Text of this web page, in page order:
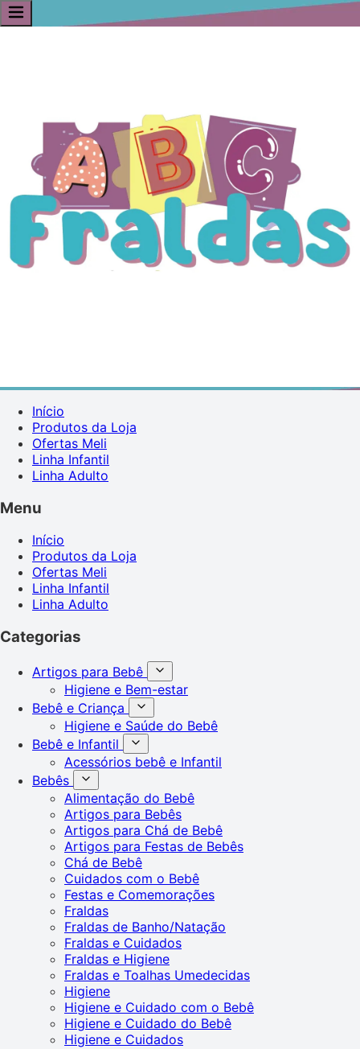
Início
Produtos da Loja
Ofertas Meli
Linha Infantil
Linha Adulto
Menu
Início
Produtos da Loja
Ofertas Meli
Linha Infantil
Linha Adulto
Categorias
Artigos para Bebê
Higiene e Bem-estar
Bebê e Criança
Higiene e Saúde do Bebê
Bebê e Infantil
Acessórios bebê e Infantil
Bebês
Alimentação do Bebê
Artigos para Bebês
Artigos para Chá de Bebê
Artigos para Festas de Bebês
Chá de Bebê
Cuidados com o Bebê
Festas e Comemorações
Fraldas
Fraldas de Banho/Natação
Fraldas e Cuidados
Fraldas e Higiene
Fraldas e Toalhas Umedecidas
Higiene
Higiene e Cuidado com o Bebê
Higiene e Cuidado do Bebê
Higiene e Cuidados